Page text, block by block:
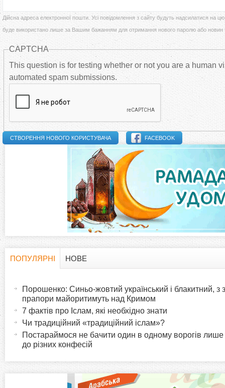
н
н
і
в
л
а
к
и
Дійсна адреса електронної пошти. Усі повідомлення з сайту будуть надсилатися на
буде використано лише за Вашим бажанням для отримання нового паролю або
CAPTCHA
This question is for testing whether or not you are a human
automated spam submissions.
FACEBOOK
ПОПУЛЯРНІ
в
НОВЕ
Порошенко: Синьо-жовтий український і блакитний, з
прапори майоритимуть над Кримом
7 фактів про Іслам, які необхідно знати
Чи традиційний «традиційний іслам»?
Постараймося не бачити один в одному ворогів лише
до різних конфесій